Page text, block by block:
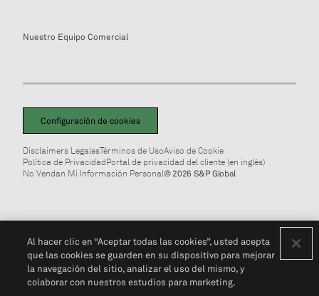
Nuestro Equipo Comercial
Configuración de cookies
Disclaimers LegalesTérminos de UsoAviso de Cookie
Política de PrivacidadPortal de privacidad del cliente (en inglés)
No Vendan Mi Información Personal© 2026 S&P Global
Al hacer clic en “Aceptar todas las cookies”, usted acepta
que las cookies se guarden en su dispositivo para mejorar
la navegación del sitio, analizar el uso del mismo, y
colaborar con nuestros estudios para marketing.